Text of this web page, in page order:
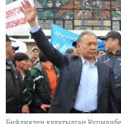
ДАНИСТЕ
ЭЖЕ-СИҢДИЛЕР
АЗАТТЫК+
ЫҢГАЙСЫЗ СУРООЛОР
ОНЛАЙН ШЕРИНЕ
ЭЕ/АРнун бардык сайттары